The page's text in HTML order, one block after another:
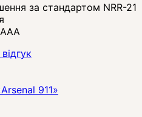
за стандартом NRR-21
ААА